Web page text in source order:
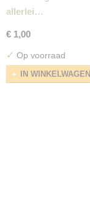
allerlei…
€ 1,00
✓ Op voorraad
IN WINKELWAGEN